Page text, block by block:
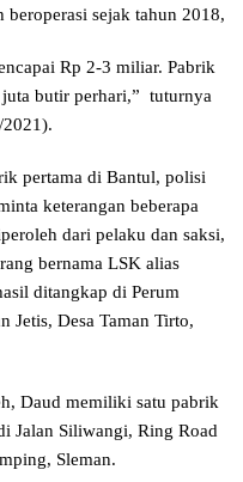
sejak tahun 2018,
Rp 2-3 miliar. Pabrik
juta butir perhari,” tuturnya
2021).
pertama di Bantul, polisi
keterangan beberapa
dari pelaku dan saksi,
bernama LSK alias
ditangkap di Perum
Jetis, Desa Taman Tirto,
Daud memiliki satu pabrik
Jalan Siliwangi, Ring Road
Sleman.